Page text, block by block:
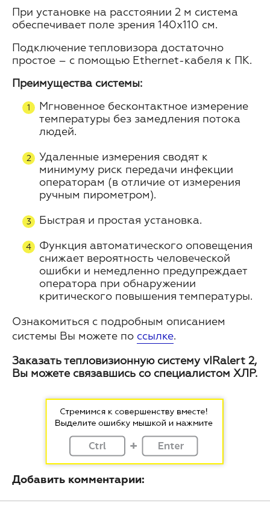
При установке на расстоянии 2 м система
обеспечивает поле зрения 140х110 см.
Подключение тепловизора достаточно
простое – с помощью Ethernet-кабеля к ПК.
Преимущества системы:
Мгновенное бесконтактное измерение
температуры без замедления потока
людей.
Удаленные измерения сводят к
минимуму риск передачи инфекции
операторам (в отличие от измерения
ручным пирометром).
Быстрая и простая установка.
Функция автоматического оповещения
снижает вероятность человеческой
ошибки и немедленно предупреждает
оператора при обнаружении
критического повышения температуры.
Ознакомиться с подробным описанием
системы Вы можете по ссылке.
Заказать тепловизионную систему vIRalert 2,
Вы можете связавшись со специалистом ХЛР.
Добавить комментарии: